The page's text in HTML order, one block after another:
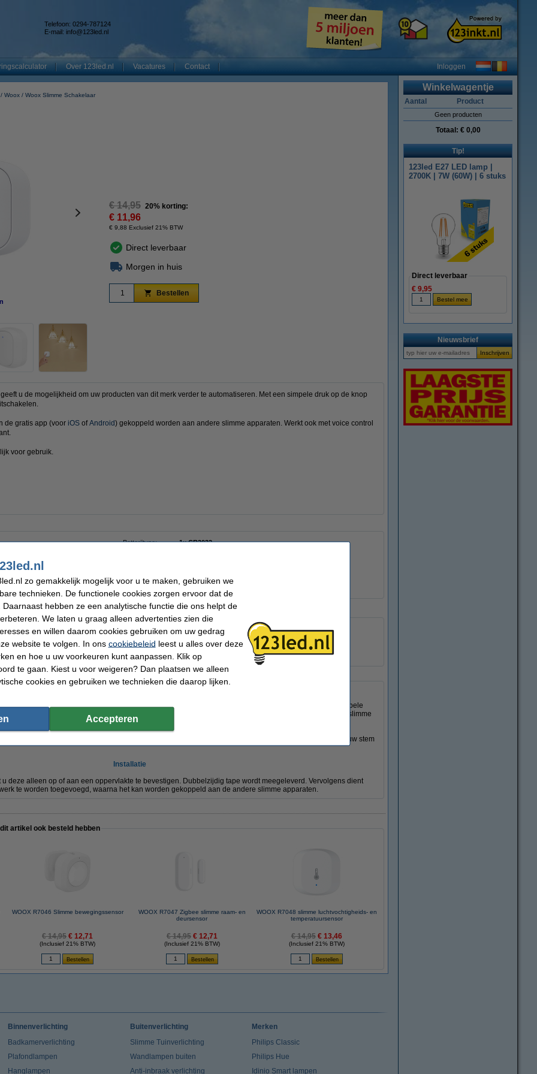
Telefoon: 0294-787124
E-mail: info@123led.nl
Over 123led.nl Vacatures Contact Inloggen
Woox Woox Slimme Schakelaar
vergroten vergroten
€ 14,95 20% korting:
€ 11,96
€ 9,88 Exclusief 21% BTW
Direct leverbaar
Morgen in huis
Bestellen
u de mogelijkheid om uw producten van dit merk verder te automatiseren. Met een simpele druk op de knop
de gratis app (voor iOS ofAndroid) gekoppeld worden aan andere slimme apparaten. Werkt ook met voice control
voor gebruik.
Batterijtype:
1x CR2032
Oud voor nieuw:
uw oude apparaat
manieren gebruikt worden. Met een korte druk op de knop, een lange druk op de knop, of met een dubbele
door middel van de gratis app in te stellen (voor
). Met de app stelt u tevens in voor welke slimme
wilt gebruiken.
uw voice assistant (zoals uw Amazon Alexa en Google Assistant), zodat u het aangesloten apparaat met uw stem
Installatie
deze alleen op of aan een oppervlakte te bevestigen. Dubbelzijdig tape wordt meegeleverd. Vervolgens dient
te worden toegevoegd, waarna het kan worden gekoppeld aan de andere slimme apparaten.
artikel ook besteld hebben
WOOX R7046 Slimme bewegingssensor
€ 14,95 € 12,71
(Inclusief 21% BTW)
WOOX R7047 Zigbee slimme raam- en
deursensor
€ 14,95 € 12,71
(Inclusief 21% BTW)
WOOX R7048 slimme luchtvochtigheids- en
temperatuursensor
€ 14,95 € 13,46
(Inclusief 21% BTW)
Winkelwagentje
Aantal Product
Geen producten
Totaal: € 0,00
Tip!
123led E27 LED lamp |
2700K | 7W (60W) | 6 stuks
Direct leverbaar
€ 9,95
Nieuwsbrief
Binnenverlichting
Badkamerverlichting
Plafondlampen
Hanglampen
Buitenverlichting
Slimme Tuinverlichting
Wandlampen buiten
Anti-inbraak verlichting
Merken
Philips Classic
Philips Hue
Idinio Smart lampen
zo gemakkelijk mogelijk voor u te maken, gebruiken we
technieken. De functionele cookies zorgen ervoor dat de
hebben ze een analytische functie die ons helpt de
We laten u graag alleen advertenties zien die
en willen daarom cookies gebruiken om uw gedrag
website te volgen. In ons cookiebeleid leest u alles over deze
en hoe u uw voorkeuren kunt aanpassen. Klik op
te gaan. Kiest u voor weigeren? Dan plaatsen we alleen
cookies en gebruiken we technieken die daarop lijken.
Accepteren